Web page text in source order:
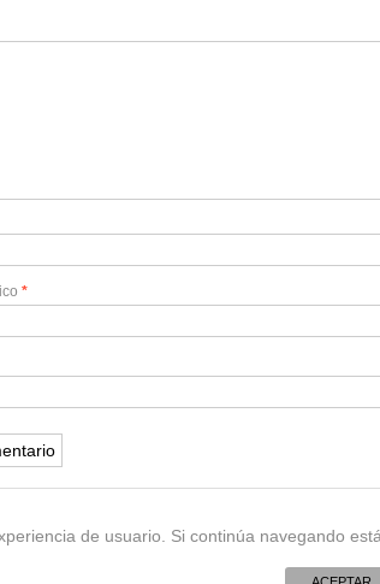
*
"Cueva de Kün y Hebles" | Powered by
de usuario. Si continúa navegando